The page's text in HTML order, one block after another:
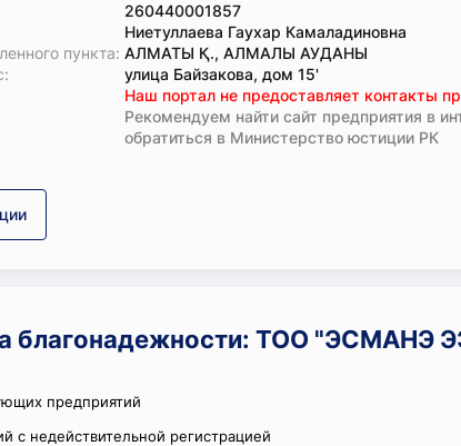
260440001857
Ниетуллаева Гаухар Камаладиновна
пункта: АЛМАТЫ Қ., АЛМАЛЫ АУДАНЫ
улица Байзакова, дом 15'
Наш портал не предоставляет контакты
Рекомендуем найти сайт предприятия в
обратиться в Министерство юстиции РК
благонадежности: ТОО "ЭСМАНЭ
предприятий
с недействительной регистрацией